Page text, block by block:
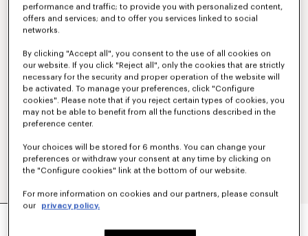
COUPE-VENT COURT 'BOKE FLOWER 2.0'
performance and traffic; to provide you with personalized content,
offers and services; and to offer you services linked to social
networks.
By clicking "Accept all", you consent to the use of all cookies on
our website. If you click "Reject all", only the cookies that are strictly
necessary for the security and proper operation of the website will
be activated. To manage your preferences, click "Configure
cookies". Please note that if you reject certain types of cookies, you
may not be able to benefit from all the functions described in the
preference center.
Your choices will be stored for 6 months. You can change your
preferences or withdraw your consent at any time by clicking on
the "Configure cookies" link at the bottom of our website.
For more information on cookies and our partners, please consult
our
privacy policy.